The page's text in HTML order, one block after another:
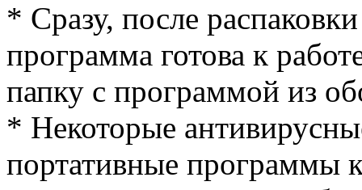
* Сразу, после
программа готова к
папку с программой из
* Некоторые
портативные программы